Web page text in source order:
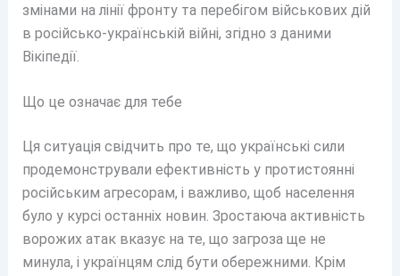
змінами на лінії фронту та перебігом військових дій
в російсько-українській війні, згідно з даними
Вікіпедії.
Що це означає для тебе
Ця ситуація свідчить про те, що українські сили
продемонстрували ефективність у протистоянні
російським агресорам, і важливо, щоб населення
було у курсі останніх новин. Зростаюча активність
ворожих атак вказує на те, що загроза ще не
минула, і українцям слід бути обережними. Крім